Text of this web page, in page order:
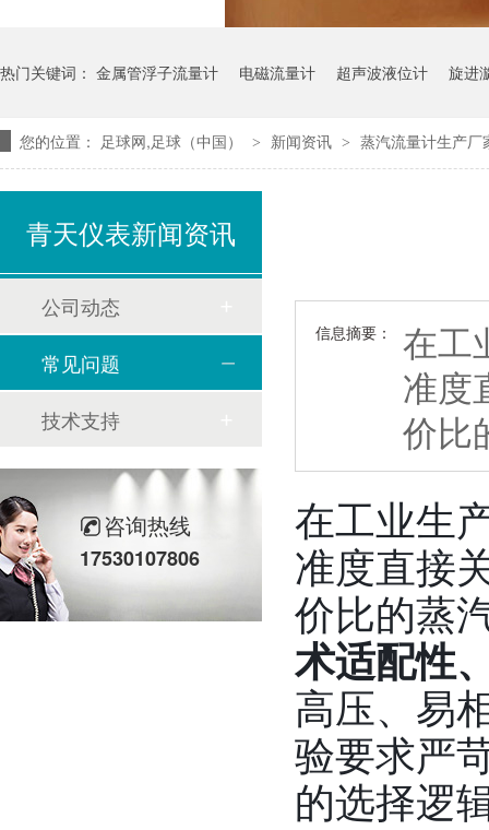
热门关键词： 金属管浮子流量计 电磁流量计 超声波液位计 旋进
您的位置： 足球网,足球（中国） > 新闻资讯 > 蒸汽流量计生产厂
信息摘要：
在工
准度
价比
在工业生
准度直接
价比的蒸
术适配性
高压、易
验要求严
的选择逻
青天仪表新闻资讯
公司动态
常见问题
技术支持
咨询热线
17530107806